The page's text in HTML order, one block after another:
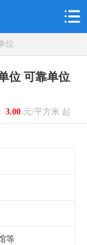
位
位 可靠单位
3.00元/平方米 起
等